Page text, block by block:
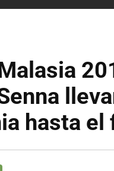
hasta el